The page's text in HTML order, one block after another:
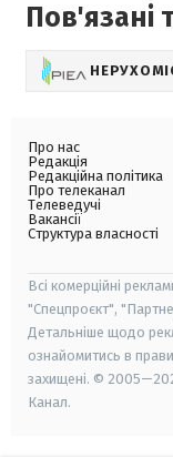
Пов'язані
Про нас
Редакція
Редакційна політика
Про телеканал
Телеведучі
Вакансії
Структура власності
Всі комерційні
"Спецпроєкт",
Детальніше щодо
ознайомитись в
захищені. ©
Канал.